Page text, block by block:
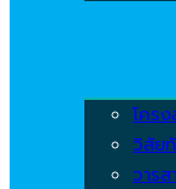
โคร
วิสัย
วาร